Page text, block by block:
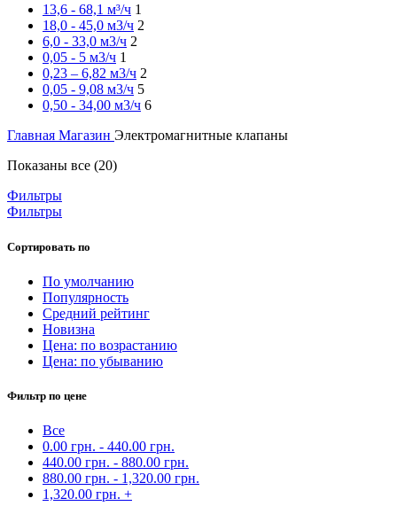
13,6 - 68,1 м³/ч 1
18,0 - 45,0 м3/ч 2
6,0 - 33,0 м3/ч 2
0,05 - 5 м3/ч 1
0,23 – 6,82 м3/ч 2
0,05 - 9,08 м3/ч 5
0,50 - 34,00 м3/ч 6
Главная Магазин Электромагнитные клапаны
Показаны все (20)
Фильтры
Фильтры
Сортировать по
По умолчанию
Популярность
Средний рейтинг
Новизна
Цена: по возрастанию
Цена: по убыванию
Фильтр по цене
Все
0.00 грн. - 440.00 грн.
440.00 грн. - 880.00 грн.
880.00 грн. - 1,320.00 грн.
1,320.00 грн. +